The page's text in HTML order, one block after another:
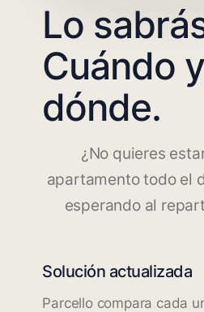
Lo
Cuándo y
dónde.
¿No quieres
apartamento todo el
esperando al
Solución actualizada
Parcello compara cada